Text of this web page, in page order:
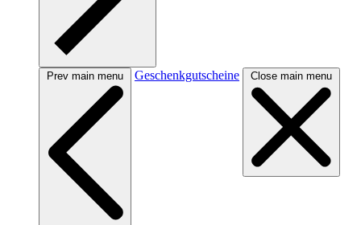
Prev main menu Geschenkgutscheine Close main menu